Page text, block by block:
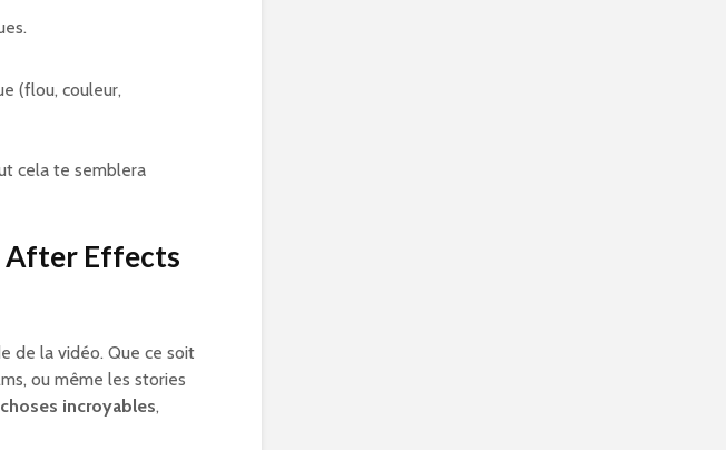
(flou, couleur,
cela te semblera
After Effects
de la vidéo. Que ce soit
ou même les stories
incroyables,